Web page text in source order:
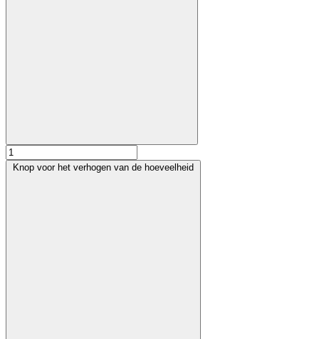
Knop voor het verhogen van de hoeveelheid